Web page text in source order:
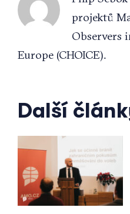
projektů
Observers
Europe (CHOICE).
Další